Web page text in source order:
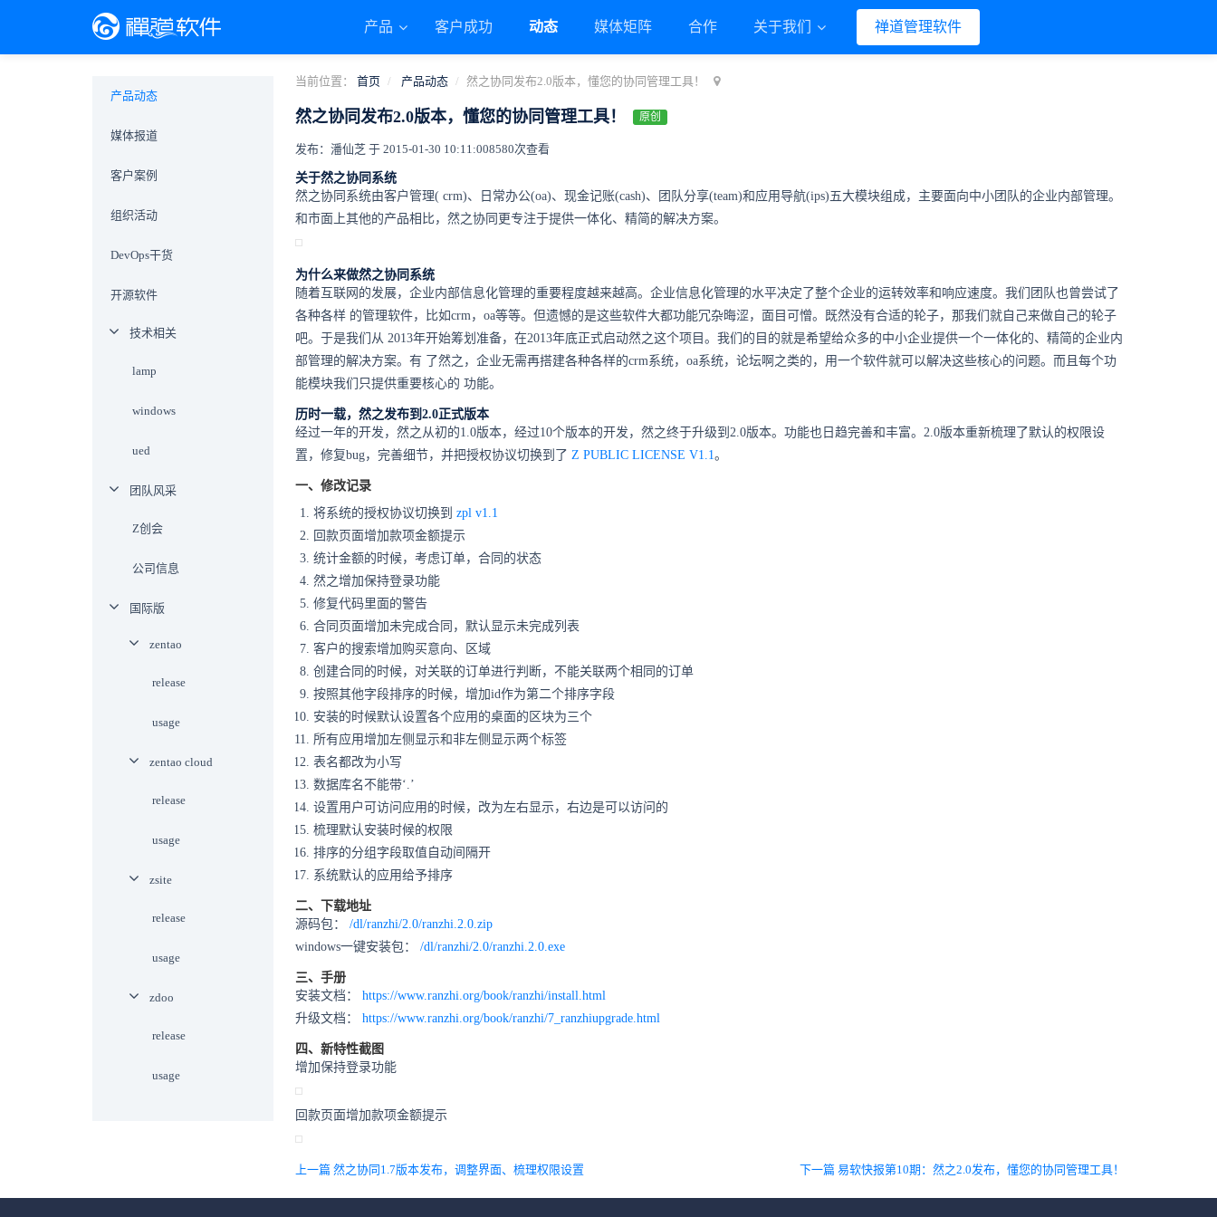
产品 客户成功 动态 媒体矩阵 合作 关于我们 禅道管理软件
当前位置： 首页 产品动态 然之协同发布2.0版本，懂您的协同管理工具！
然之协同发布2.0版本，懂您的协同管理工具！ 原创
发布：潘仙芝 于 2015-01-30 10:11:008580次查看
关于然之协同系统
然之协同系统由客户管理( crm)、日常办公(oa)、现金记账(cash)、团队分享(team)和应用导航(ips)五大模块组成，主要面向中小团队的企业内部管理。
和市面上其他的产品相比，然之协同更专注于提供一体化、精简的解决方案。
为什么来做然之协同系统
随着互联网的发展，企业内部信息化管理的重要程度越来越高。企业信息化管理的水平决定了整个企业的运转效率和响应速度。我们团队也曾尝试了
各种各样 的管理软件，比如crm，oa等等。但遗憾的是这些软件大都功能冗杂晦涩，面目可憎。既然没有合适的轮子，那我们就自己来做自己的轮子
吧。于是我们从 2013年开始筹划准备，在2013年底正式启动然之这个项目。我们的目的就是希望给众多的中小企业提供一个一体化的、精简的企业内
部管理的解决方案。有 了然之，企业无需再搭建各种各样的crm系统，oa系统，论坛啊之类的，用一个软件就可以解决这些核心的问题。而且每个功
能模块我们只提供重要核心的 功能。
历时一载，然之发布到2.0正式版本
经过一年的开发，然之从初的1.0版本，经过10个版本的开发，然之终于升级到2.0版本。功能也日趋完善和丰富。2.0版本重新梳理了默认的权限设
置，修复bug，完善细节，并把授权协议切换到了 Z PUBLIC LICENSE V1.1。
一、修改记录
将系统的授权协议切换到 zpl v1.1
回款页面增加款项金额提示
统计金额的时候，考虑订单，合同的状态
然之增加保持登录功能
修复代码里面的警告
合同页面增加未完成合同，默认显示未完成列表
客户的搜索增加购买意向、区域
创建合同的时候，对关联的订单进行判断，不能关联两个相同的订单
按照其他字段排序的时候，增加id作为第二个排序字段
安装的时候默认设置各个应用的桌面的区块为三个
所有应用增加左侧显示和非左侧显示两个标签
表名都改为小写
数据库名不能带‘.’
设置用户可访问应用的时候，改为左右显示，右边是可以访问的
梳理默认安装时候的权限
排序的分组字段取值自动间隔开
系统默认的应用给予排序
二、下载地址
源码包： /dl/ranzhi/2.0/ranzhi.2.0.zip
windows一键安装包： /dl/ranzhi/2.0/ranzhi.2.0.exe
三、手册
安装文档： https://www.ranzhi.org/book/ranzhi/install.html
升级文档： https://www.ranzhi.org/book/ranzhi/7_ranzhiupgrade.html
四、新特性截图
增加保持登录功能
回款页面增加款项金额提示
上一篇 然之协同1.7版本发布，调整界面、梳理权限设置 下一篇 易软快报第10期：然之2.0发布，懂您的协同管理工具！
产品动态
媒体报道
客户案例
组织活动
DevOps干货
开源软件
技术相关
lamp
windows
ued
团队风采
Z创会
公司信息
国际版
zentao
release
usage
zentao cloud
release
usage
zsite
release
usage
zdoo
release
usage